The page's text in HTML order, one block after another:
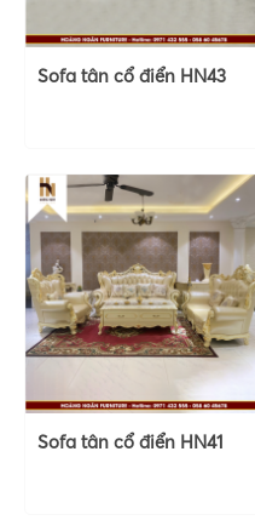
Sofa tân cổ điển HN43
Sofa tân cổ điển HN41